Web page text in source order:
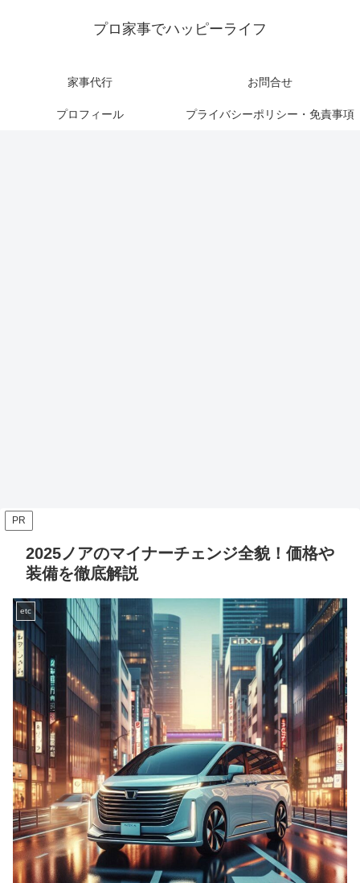
プロ家事でハッピーライフ
家事代行 お問合せ
プロフィール プライバシーポリシー・免責事項
PR
2025ノアのマイナーチェンジ全貌！価格や
装備を徹底解説
etc